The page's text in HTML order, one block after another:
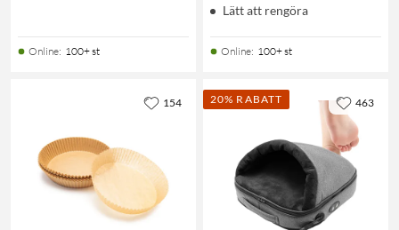
Online: 100+ st
Lätt att rengöra
Online: 100+ st
154 20% RABATT 463